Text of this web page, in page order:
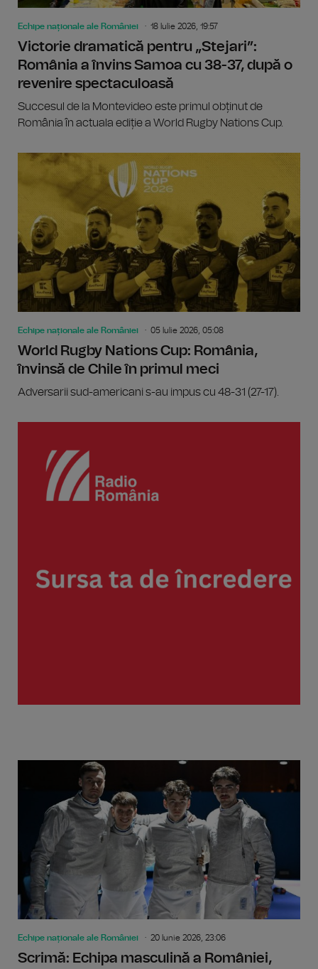
Echipe naționale ale României 18 Iulie 2026, 19:57
Victorie dramatică pentru „Stejari”:
România a învins Samoa cu 38-37, după o
revenire spectaculoasă
Succesul de la Montevideo este primul obținut de
România în actuala ediție a World Rugby Nations Cup.
Echipe naționale ale României 05 Iulie 2026, 05:08
World Rugby Nations Cup: România,
învinsă de Chile în primul meci
Adversarii sud-americani s-au impus cu 48-31 (27-17).
Echipe naționale ale României 20 Iunie 2026, 23:06
Scrimă: Echipa masculină a României,